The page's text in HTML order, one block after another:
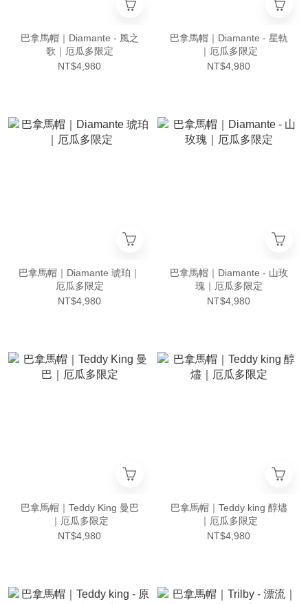
巴拿馬帽｜Diamante - 風之
歌｜厄瓜多限定
NT$4,980
巴拿馬帽｜Diamante - 星軌
｜厄瓜多限定
NT$4,980
巴拿馬帽｜Diamante 琥珀｜
厄瓜多限定
NT$4,980
巴拿馬帽｜Diamante - 山玫
瑰｜厄瓜多限定
NT$4,980
巴拿馬帽｜Teddy King 曼巴
｜厄瓜多限定
NT$4,980
巴拿馬帽｜Teddy king 醇燼
｜厄瓜多限定
NT$4,980